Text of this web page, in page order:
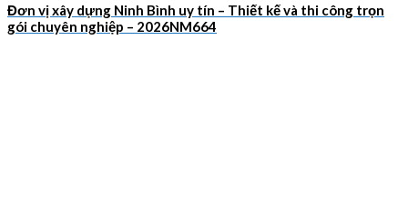
Đơn vị xây dựng Ninh Bình uy tín – Thiết kế và thi công trọn
gói chuyên nghiệp – 2026NM664